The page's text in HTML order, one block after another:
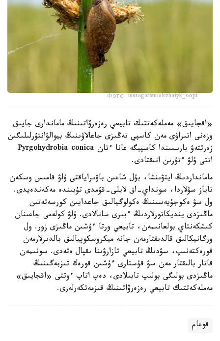
Фото: instagaram/akzhaiyk_oopt
«اقجايىق» مەملەكەتتىك تابيعي رەزەرۆاتىنىڭ ماماندارى جايىق
وزەنى اتىراۋى مەن كاسپي تەڭىزى جاعالاۋىنىڭ بيوالۋانتۇرلىلىگىن
زەرتتەۋ بارىسىندا كاسپيگە عانا ءتان Pyrgohydrobia conica
اتتى ۇلۋ ءتۇرىن انىقتادى.
مامانداردىڭ ايتۋىنشا، بۇل شاعىن باۋىراياقتى ۇلۋ قامىس وسكەن
تاياز سۋلاردا، سونداي-اق لايلى-قۇمدى تۇبىندە مەكەندەيدى.
ول سۋ ەكوجۇيەسىنىڭ ەكولوگيالىق جاعدايىن كورسەتەتىن
ماڭىزدى ينديكاتورلاردىڭ ءبىرى سانالادى. ۇلۋ كولەمى جاعىنان
كىشكەنتاي بولعانىمەن، تابيعي ورتا ءۇشىن ماڭىزى زور. ول
ورگانيكالىق قالدىقتارمەن جانە ميكروسكوپيالىق بالدىرلارمەن
قورەكتەنىپ، سۋدىڭ تابيعي تازارۋىنا ىقپال ەتەدى. سونىمەن
قاتار بالىقتار مەن سۋ قۇستارى ءۇشىن قورەك تىزبەگىنىڭ
ماڭىزدى بولىگى بولىپ تابىلادى، دەپ اتاپ ءوتتى «اقجايىق»
مەملەكەتتىك تابيعي رەزەرۆاتىنىڭ قىزمەتكەرلەرى.
قوعام